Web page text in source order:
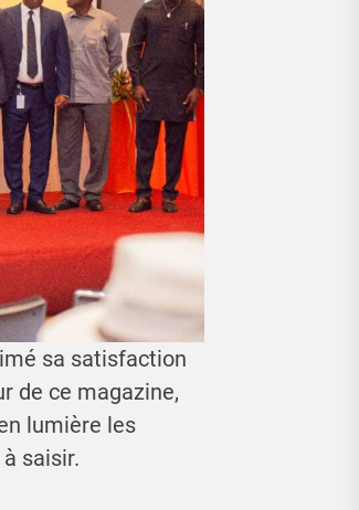
sa satisfaction
de ce magazine,
lumière les
saisir.